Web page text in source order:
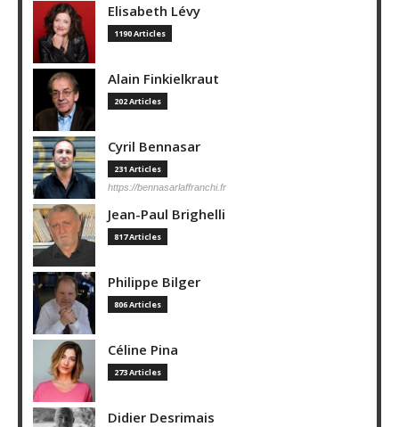
Elisabeth Lévy
1190 Articles
Alain Finkielkraut
202 Articles
Cyril Bennasar
231 Articles
https://bennasarlaffranchi.fr
Jean-Paul Brighelli
817 Articles
Philippe Bilger
806 Articles
Céline Pina
273 Articles
Didier Desrimais